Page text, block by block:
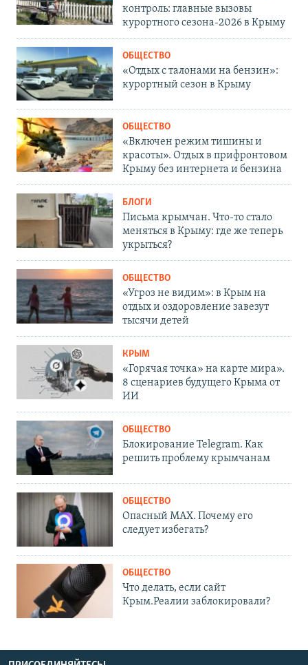
контроль: главные вызовы
курортного сезона-2026 в Крыму
ОБЩЕСТВО
«Отдых с талонами на бензин»:
курортный сезон в Крыму
ОБЩЕСТВО
«Включен режим тишины и
красоты». Отдых в прифронтовом
Крыму без интернета и бензина
БЛОГИ
Письма крымчан. Что-то стало
меняться в Крыму: где же теперь
укрыться?
ОБЩЕСТВО
«Угроз не видим»: в Крым на
отдых и оздоровление завезут
тысячи детей
КРЫМ
«Горячая точка» на карте мира».
8 сценариев будущего Крыма от
ИИ
ОБЩЕСТВО
Блокирование Telegram. Как
решить проблему крымчанам
ОБЩЕСТВО
Опасный MAX. Почему его
следует избегать?
ОБЩЕСТВО
Что делать, если сайт
Крым.Реалии заблокировали?